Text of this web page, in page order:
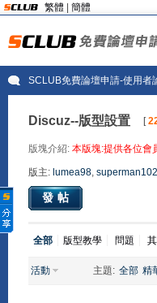
繁體 簡體
SCLUB免費論壇申請-使用者
Discuz--版型設置 [
版塊介紹: 本版塊:提供各位會
版主: lumea98,
發帖
全部 版型教學 問題
活動 主題: 全部 精